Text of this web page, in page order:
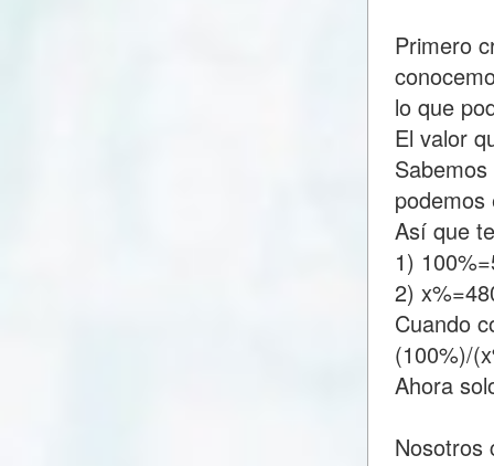
Primero
lo que
El valor
Así que
1)
2)
Cuando
(100%)/
Ahora
Nosotros